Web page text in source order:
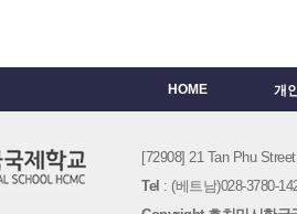
HOME 개
[72908] 21 Tan Phu
Tel : (베트남)028-3780-